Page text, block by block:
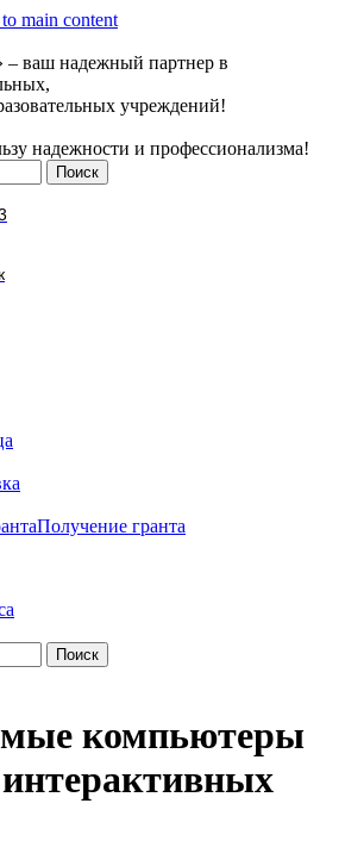
main content
ваш надежный партнер в
учреждений!
надежности и профессионализма!
Поиск
Получение гранта
Поиск
компьютеры